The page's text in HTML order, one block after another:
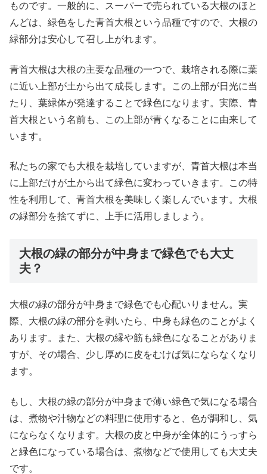
ものです。一般的に、スーパーで売られている大根のほと
んどは、緑色をした青首大根という品種ですので、大根の
緑部分は安心して召し上がれます。
青首大根は大根の主要な品種の一つで、栽培される際に葉
に近い上部が土から出て成長します。この上部が日光に当
たり、葉緑体が発達することで緑色になります。実際、青
首大根という名前も、この上部が青くなることに由来して
います。
私たちの家でも大根を栽培していますが、青首大根は本当
に上部だけが土から出て緑色に変わっていきます。この特
性を利用して、青首大根を美味しく楽しんでいます。大根
の緑部分を捨てずに、上手に活用しましょう。
大根の緑の部分が中身まで緑色でも大丈
夫？
大根の緑の部分が中身まで緑色でも心配いりません。実
際、大根の緑の部分を剥いたら、中身も緑色のことがよく
あります。また、大根の縁や筋も緑色になることがありま
すが、その場合、少し厚めに皮をむけば気にならなくなり
ます。
もし、大根の緑の部分が中身まで薄い緑色で気になる場合
は、煮物や汁物などの料理に使用すると、色が調和し、気
にならなくなります。大根の皮と中身が全体的にうっすら
と緑色になっている場合は、煮物などで使用しても大丈夫
です。